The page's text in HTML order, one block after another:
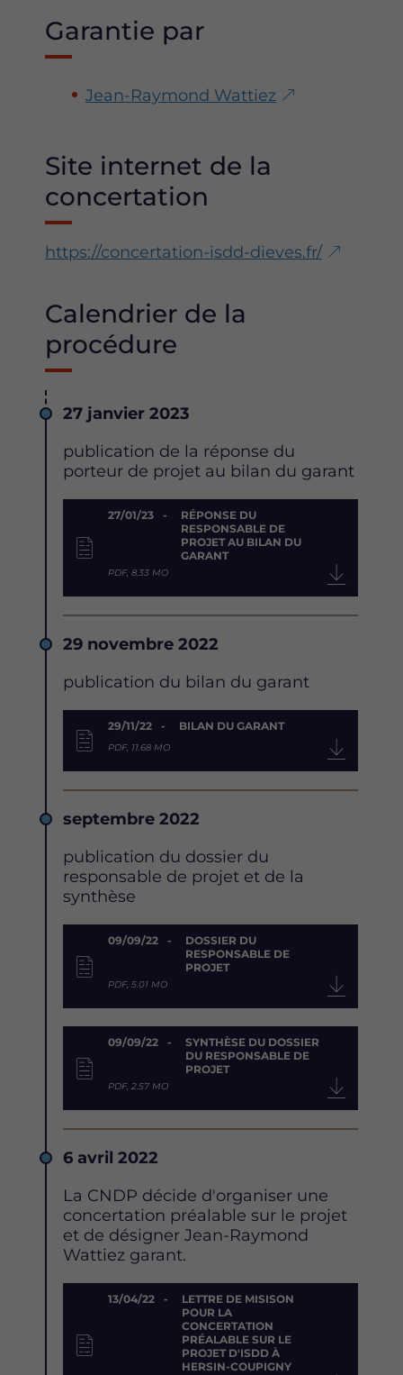
Garantie par
Jean-Raymond Wattiez
Site internet de la
concertation
https://concertation-isdd-dieves.fr/
Calendrier de la
procédure
Date
27 janvier 2023
Description
publication de la réponse du
porteur de projet au bilan du garant
Document
27/01/23
RÉPONSE DU
RESPONSABLE DE
PROJET AU BILAN DU
GARANT
PDF, 8.33 MO
Date
29 novembre 2022
Description
publication du bilan du garant
Document
29/11/22 BILAN DU GARANT
PDF, 11.68 MO
Date
septembre 2022
Description
publication du dossier du
responsable de projet et de la
synthèse
Document
09/09/22
DOSSIER DU
RESPONSABLE DE
PROJET
PDF, 5.01 MO
09/09/22
SYNTHÈSE DU DOSSIER
DU RESPONSABLE DE
PROJET
PDF, 2.57 MO
Date
6 avril 2022
Description
La CNDP décide d'organiser une
concertation préalable sur le projet
et de désigner Jean-Raymond
Wattiez garant.
Document
13/04/22
LETTRE DE MISISON
POUR LA
CONCERTATION
PRÉALABLE SUR LE
PROJET D'ISDD À
HERSIN-COUPIGNY